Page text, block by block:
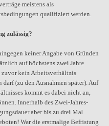
meistens als
qualifiziert werden.
zulässig?
keiner Angabe von Gründen
auf höchstens zwei Jahre
zuvor kein Arbeitsverhältnis
darf (zu den Ausnahmen später). Auf
kommt es dabei nicht an,
Innerhalb des Zwei-Jahres-
aber bis zu drei Mal
War die erstmalige Befristung